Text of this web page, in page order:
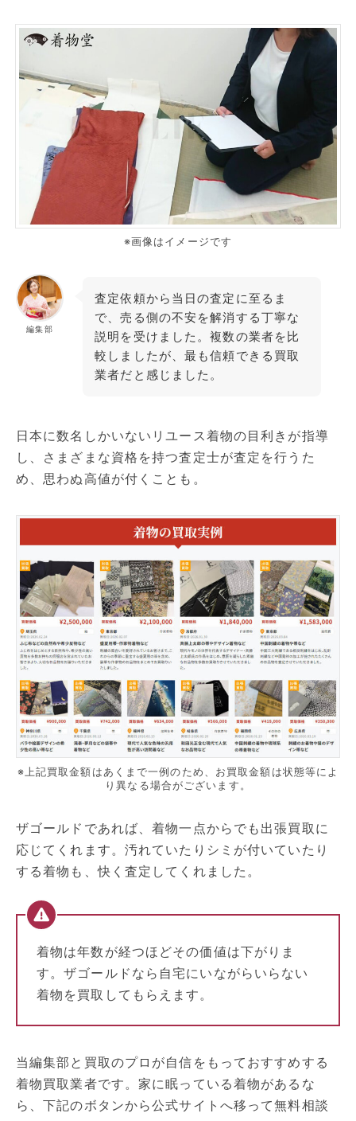
※画像はイメージです
編集部
査定依頼から当日の査定に至るま
で、売る側の不安を解消する丁寧な
説明を受けました。複数の業者を比
較しましたが、最も信頼できる買取
業者だと感じました。
日本に数名しかいないリユース着物の目利きが指導
し、さまざまな資格を持つ査定士が査定を行うた
め、思わぬ高値が付くことも。
※上記買取金額はあくまで一例のため、お買取金額は状態等によ
り異なる場合がございます。
ザゴールドであれば、着物一点からでも出張買取に
応じてくれます。汚れていたりシミが付いていたり
する着物も、快く査定してくれました。
着物は年数が経つほどその価値は下がりま
す。ザゴールドなら自宅にいながらいらない
着物を買取してもらえます。
当編集部と買取のプロが自信をもっておすすめする
着物買取業者です。家に眠っている着物があるな
ら、下記のボタンから公式サイトへ移って無料相談